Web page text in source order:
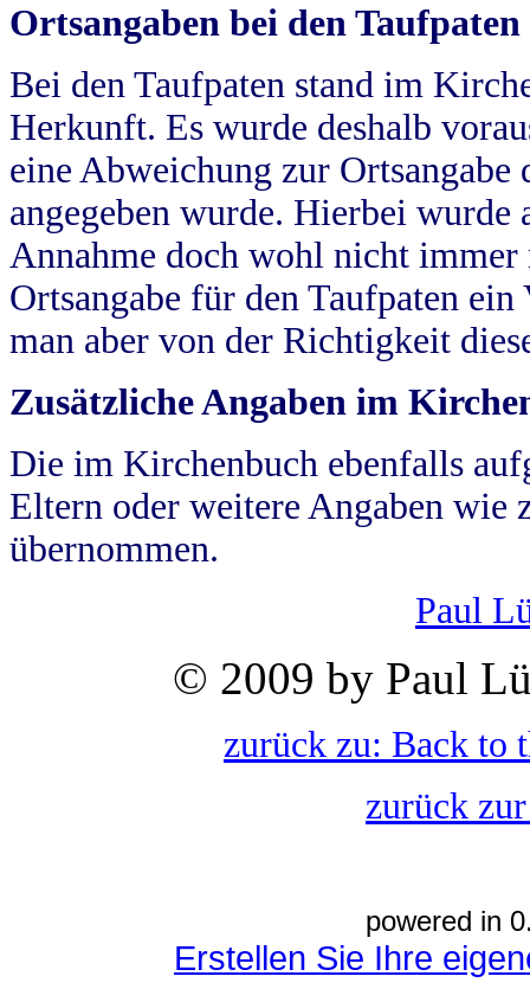
Ortsangaben bei den Taufpaten
Bei den Taufpaten stand im
Herkunft. Es wurde deshalb
eine Abweichung zur
angegeben wurde. Hierbei wurde
Annahme doch wohl nicht
Ortsangabe für den Taufpaten
man aber von der Richtigkeit
Zusätzliche Angaben im
Die im Kirchenbuch ebenfalls
Eltern oder weitere Angaben wie
übernommen.
Paul
© 2009 by Paul
zurück zu: Back to
zurück
powered in
Erstellen Sie Ihre